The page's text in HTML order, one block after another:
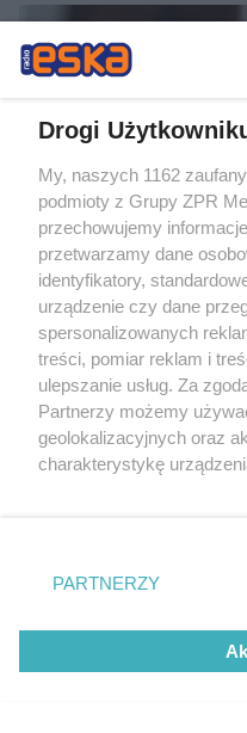
SPRAWDZONE SPOSOBY
Dolej do wody
składnika.
smug
Dodaj jedną
Drogi
My, naszych 1162
podmioty z Grupy ZPR
przechowujemy
przetwarzamy dane
identyfikatory,
urządzenie czy dane
spersonalizowanych
treści, pomiar reklam i
ulepszanie usług. Za
Partnerzy możemy
geolokalizacyjnych oraz
charakterystykę
zmienić/wycofać klikając
znajdujący się w lewym
rodzaje przetwarzania
użytkownika, ale masz
przetwarzaniu.
PARTNERZY